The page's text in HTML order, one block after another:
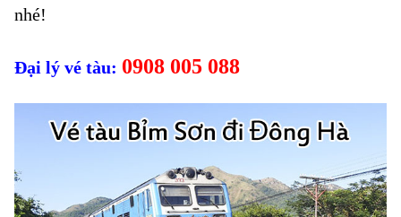
nhé!
Đại lý vé tàu: 0908 005 088